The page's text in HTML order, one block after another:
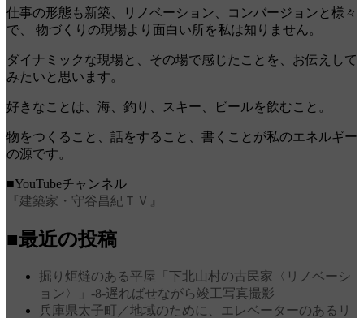
仕事の形態も新築、リノベーション、コンバージョンと様々
で、 物づくりの現場より面白い所を私は知りません。
ダイナミックな現場と、その場で感じたことを、お伝えして
みたいと思います。
好きなことは、海、釣り、スキー、ビールを飲むこと。
物をつくること、話をすること、書くことが私のエネルギー
の源です。
■YouTubeチャンネル
『建築家・守谷昌紀ＴＶ』
■最近の投稿
掘り炬燵のある平屋「下北山村の古民家〈リノベーシ
ョン〉」‐8‐遅ればせながら竣工写真撮影
兵庫県太子町／地域のために、エレベーターのあるリ